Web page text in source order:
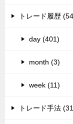
トレード履歴
day (401)
month (3)
week (11)
トレード手法